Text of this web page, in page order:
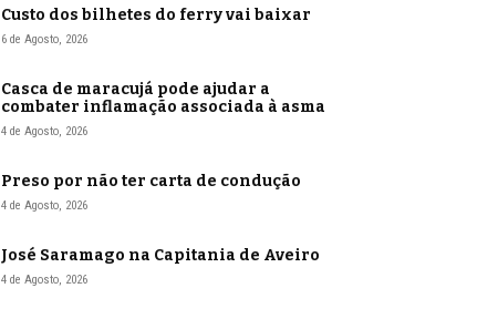
Custo dos bilhetes do ferry vai baixar
6 de Agosto, 2026
Casca de maracujá pode ajudar a
combater inflamação associada à asma
4 de Agosto, 2026
Preso por não ter carta de condução
4 de Agosto, 2026
José Saramago na Capitania de Aveiro
4 de Agosto, 2026